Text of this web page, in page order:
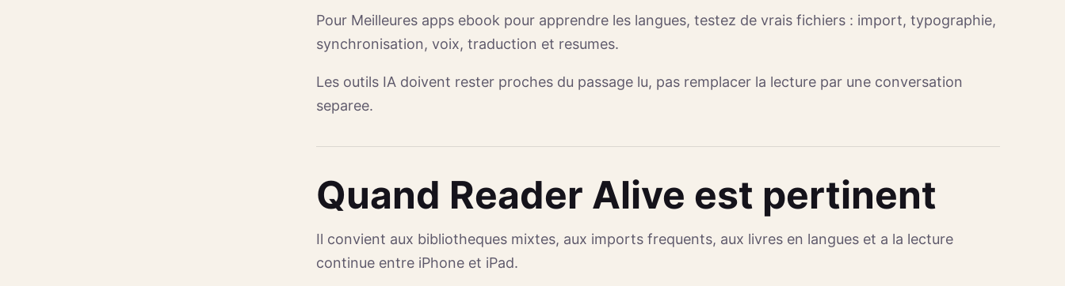
Pour Meilleures apps ebook pour apprendre les langues, testez de vrais fichiers : import, typographie,
synchronisation, voix, traduction et resumes.
Les outils IA doivent rester proches du passage lu, pas remplacer la lecture par une conversation
separee.
Quand Reader Alive est pertinent
Il convient aux bibliotheques mixtes, aux imports frequents, aux livres en langues et a la lecture
continue entre iPhone et iPad.